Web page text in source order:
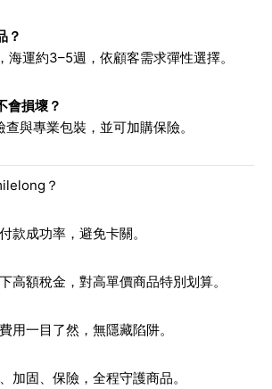
？
海運約3–5週，依顧客需求彈性選擇。
會損壞？
與專業包裝，並可加購保險。
？
款成功率，避免卡關。
高額稅金，對高單價商品特別划算。
用一目了然，無隱藏陷阱。
加固、保險，全程守護商品。